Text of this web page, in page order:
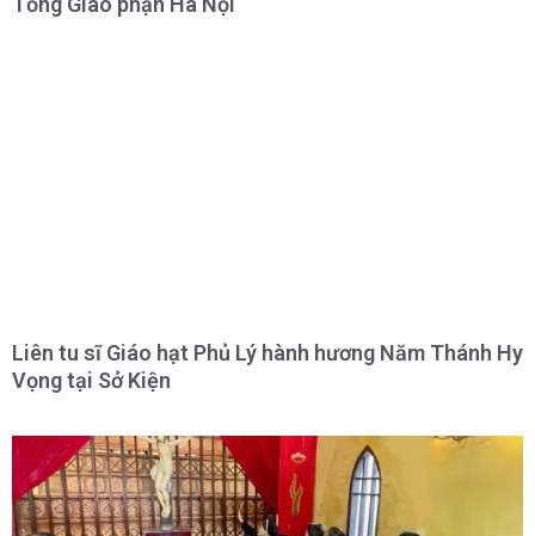
Liên tu sĩ Giáo hạt Phủ Lý hành hương Năm Thánh Hy
Vọng tại Sở Kiện